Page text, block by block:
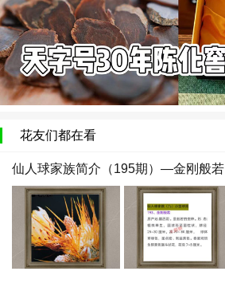
花友们都在看
仙人球家族简介（195期）—金刚般若